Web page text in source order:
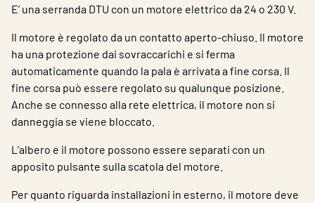
Scegliere la lingua
E’ una serranda DTU con un motore elettrico da 24 o 230 V.
Il motore è regolato da un contatto aperto-chiuso. Il motore
ha una protezione dai sovraccarichi e si ferma
automaticamente quando la pala è arrivata a fine corsa. Il
fine corsa può essere regolato su qualunque posizione.
Anche se connesso alla rete elettrica, il motore non si
danneggia se viene bloccato.
L’albero e il motore possono essere separati con un
apposito pulsante sulla scatola del motore.
Per quanto riguarda installazioni in esterno, il motore deve